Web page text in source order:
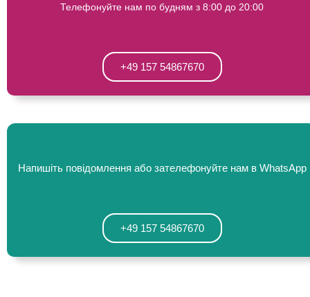
Телефонуйте нам по будням з 8:00 до 20:00
+49 157 54867670
Напишіть повідомлення або зателефонуйте нам в WhatsApp
+49 157 54867670